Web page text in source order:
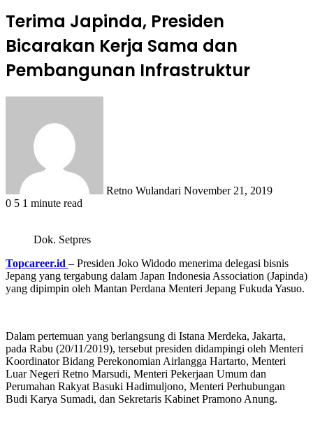
Terima Japinda, Presiden
Bicarakan Kerja Sama dan
Pembangunan Infrastruktur
Retno Wulandari November 21, 2019
0 5 1 minute read
Dok. Setpres
Topcareer.id – Presiden Joko Widodo menerima delegasi bisnis
Jepang yang tergabung dalam Japan Indonesia Association (Japinda)
yang dipimpin oleh Mantan Perdana Menteri Jepang Fukuda Yasuo.
Dalam pertemuan yang berlangsung di Istana Merdeka, Jakarta,
pada Rabu (20/11/2019), tersebut presiden didampingi oleh Menteri
Koordinator Bidang Perekonomian Airlangga Hartarto, Menteri
Luar Negeri Retno Marsudi, Menteri Pekerjaan Umum dan
Perumahan Rakyat Basuki Hadimuljono, Menteri Perhubungan
Budi Karya Sumadi, dan Sekretaris Kabinet Pramono Anung.